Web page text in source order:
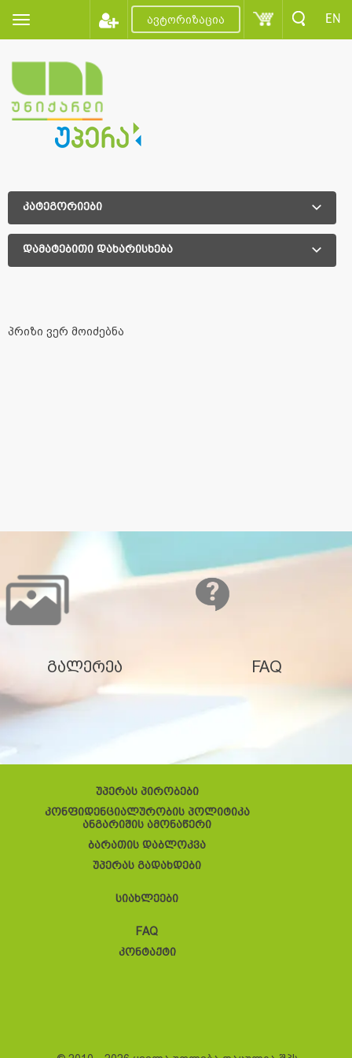
ავტორიზაცია EN
კატეგორიები
დამატებითი დახარისხება
პრიზი ვერ მოიძებნა
გალერეა FAQ
უპერას პირობები
კონფიდენციალურობის პოლიტიკა
ანგარიშის ამონაწერი
ბარათის დაბლოკვა
უპერას გადახდები
სიახლეები
FAQ
კონტაქტი